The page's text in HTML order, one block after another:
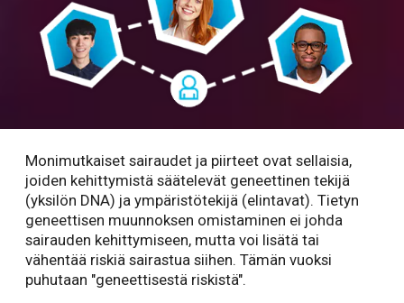
Monimutkaiset sairaudet ja piirteet ovat sellaisia,
joiden kehittymistä säätelevät geneettinen tekijä
(yksilön DNA) ja ympäristötekijä (elintavat). Tietyn
geneettisen muunnoksen omistaminen ei johda
sairauden kehittymiseen, mutta voi lisätä tai
vähentää riskiä sairastua siihen. Tämän vuoksi
puhutaan "geneettisestä riskistä".